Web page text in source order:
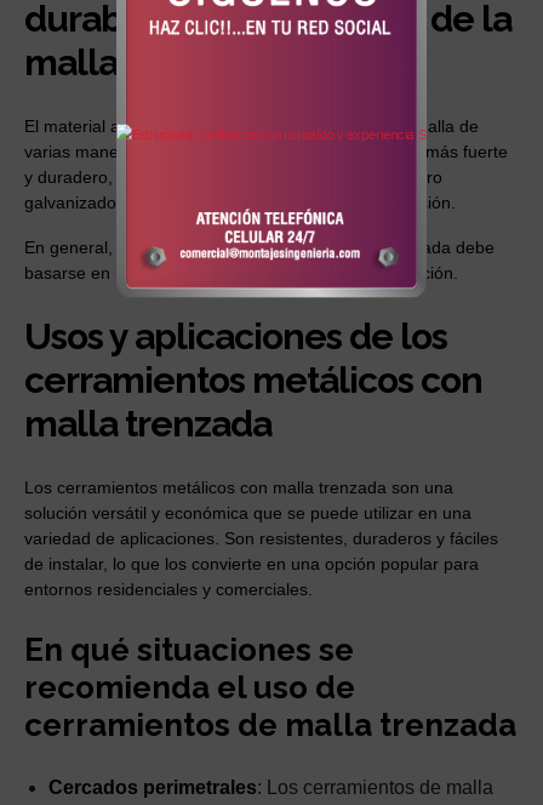
durabilidad y resistencia de la
malla trenzada
El material afecta la durabilidad y resistencia de la malla de
varias maneras. El acero galvanizado es el material más fuerte
y duradero, seguido del aluminio y el plástico. El acero
galvanizado también es el más resistente a la corrosión.
En general, el material elegido para una malla trenzada debe
basarse en las necesidades específicas de la aplicación.
Usos y aplicaciones de los
cerramientos metálicos con
malla trenzada
Los cerramientos metálicos con malla trenzada son una
solución versátil y económica que se puede utilizar en una
variedad de aplicaciones. Son resistentes, duraderos y fáciles
de instalar, lo que los convierte en una opción popular para
entornos residenciales y comerciales.
En qué situaciones se
recomienda el uso de
cerramientos de malla trenzada
Cercados perimetrales: Los cerramientos de malla